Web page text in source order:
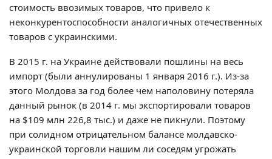
стоимость ввозимых товаров, что привело к
неконкурентоспособности аналогичных отечественных
товаров с украинскими.
В 2015 г. на Украине действовали пошлины на весь
импорт (были аннулированы 1 января 2016 г.). Из-за
этого Молдова за год более чем наполовину потеряла
данный рынок (в 2014 г. мы экспортировали товаров
на $109 млн 226,8 тыс.) и даже не пикнули. Поэтому
при солидном отрицательном балансе молдавско-
украинской торговли нашим ли соседям угрожать